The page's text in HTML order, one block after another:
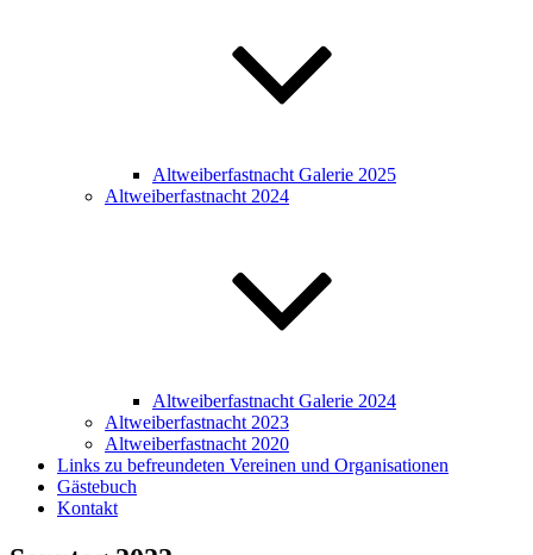
Altweiberfastnacht Galerie 2025
Altweiberfastnacht 2024
Altweiberfastnacht Galerie 2024
Altweiberfastnacht 2023
Altweiberfastnacht 2020
Links zu befreundeten Vereinen und Organisationen
Gästebuch
Kontakt